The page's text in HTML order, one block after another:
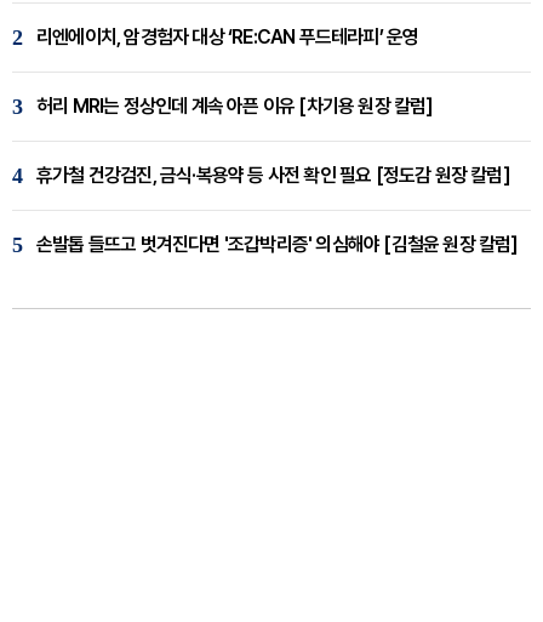
2 리엔에이치, 암경험자 대상 ‘RE:CAN 푸드테라피’ 운영
3 허리 MRI는 정상인데 계속 아픈 이유 [차기용 원장 칼럼]
4 휴가철 건강검진, 금식·복용약 등 사전 확인 필요 [정도감 원장 칼럼]
5 손발톱 들뜨고 벗겨진다면 '조갑박리증' 의심해야 [김철윤 원장 칼럼]